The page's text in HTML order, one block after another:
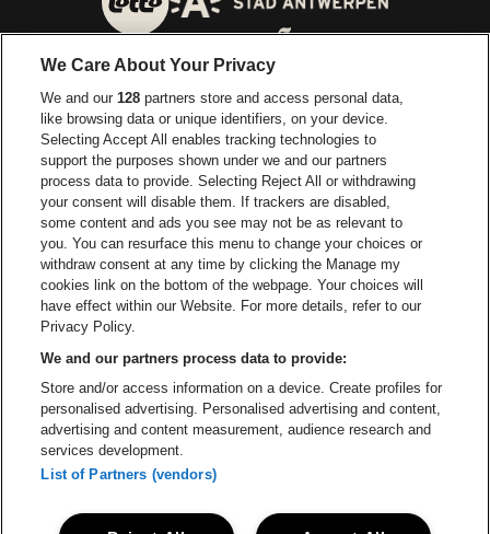
Ga naar de website van
Ga naar de website van Europcar
Ga naar de
Ga naar de website van Coca-Cola
Ga naar de website van
Ga naar
Ga naar de website van Champagne
Ga naar de website
Ga naar de website van Het
Ga naar de
Lotto Arena is een deel vanbe•at
Lotto Arena
Be-At Venues
Schijnpoortweg 119, 2170 Antwerpen
BTW (BE) 0461.051.688 - RPR Antwerpen
BNP Paribas Fortis - IBAN: BE93 2200 4925 0067 - BIC:
GEBABEBB
We Care About Your Privacy
We and our128 partners store and access personal data,
like browsing data or unique identifiers, on your device.
Selecting Accept All enables tracking technologies to
support the purposes shown under we and our partners
process data to provide. Selecting Reject All or withdrawing
your consent will disable them. If trackers are disabled,
some content and ads you see may not be as relevant to
you. You can resurface this menu to change your choices or
withdraw consent at any time by clicking the Manage my
cookies link on the bottom of the webpage. Your choices will
have effect within our Website. For more details, refer to our
Privacy Policy.
We and our partners process data to provide:
Store and/or access information on a device. Create profiles for
personalised advertising. Personalised advertising and content,
advertising and content measurement, audience research and
services development.
List of Partners (vendors)